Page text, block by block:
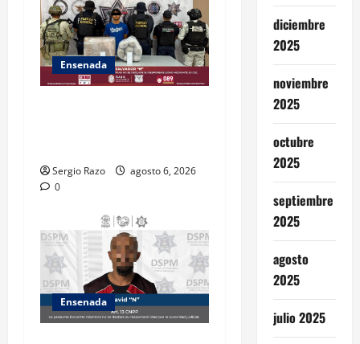
Ensenada
Sergio Razo
agosto 6, 2026
0
Ensenada
diciembre
2025
noviembre
2025
octubre
2025
septiembre
2025
agosto
2025
julio 2025